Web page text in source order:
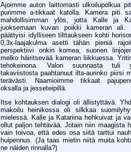
Ajoimme auton laittomasti ulkoilupolkua
purimme a-tikkaat katolla. Kamera piti
mahdollisimman ylös, jotta Kalle ja
juoksemaan kuvan poikki kameran ali.
päättyisi idylliseen tilttaukseen kohti
0,3x-laajakulma asetti tähän pieniä
perspektiivi onkin komea, suorien
melko häiritsevää kameran liikkuessa.
tehokeinona. Valon suunnasta tuli
takaviistosta paahtanuut ilta-aurinko piirsi
terävästi. Naamioimme tikkaat
oksalla ja jesseteipillä.
Itse kohtauksen dialogi oli ällistyttävä.
makoilu heinikossa oli silkkaa
mielessä. Kalle ja Katariina hehkuivat ja
ollut paljon tehtävää. Jotain niin maagista
vain toivoa, että edes osa siitä tarttui
huipennus. (Ja taas mietin niitä muita
ne näiden rinnalla?)